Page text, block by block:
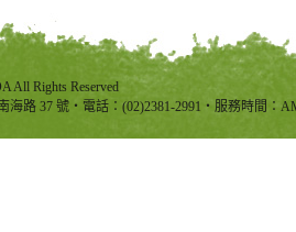
All Rights Reserved
海路 37 號‧電話：(02)2381-2991‧服務時間：